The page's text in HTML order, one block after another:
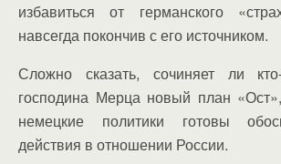
избавиться от германского
навсегда покончив с его источником.
Сложно сказать, сочиняет ли
господина Мерца новый план
немецкие политики готовы
действия в отношении России.